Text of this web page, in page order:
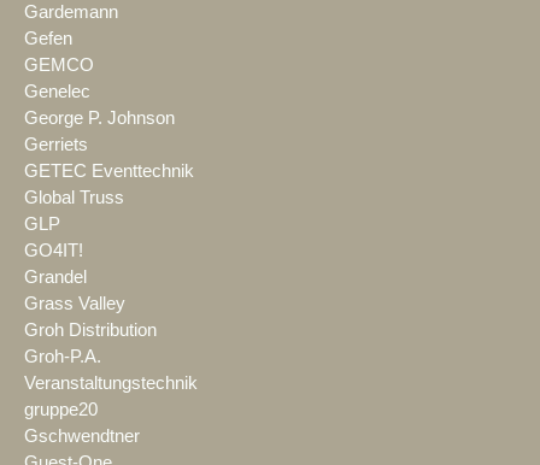
Gardemann
Gefen
GEMCO
Genelec
George P. Johnson
Gerriets
GETEC Eventtechnik
Global Truss
GLP
GO4IT!
Grandel
Grass Valley
Groh Distribution
Groh-P.A.
Veranstaltungstechnik
gruppe20
Gschwendtner